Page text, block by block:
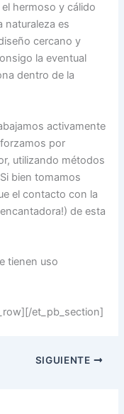
hermoso y cálido
naturaleza es
cercano y
la eventual
dentro de la
activamente
por
utilizando métodos
bien tomamos
el contacto con la
de esta
tienen uso
et_pb_section]
SIGUIENTE